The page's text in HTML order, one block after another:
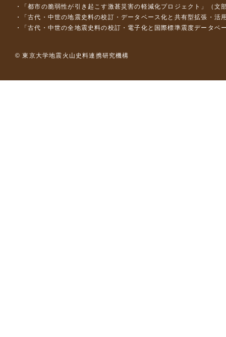
「都市の脆弱性が引き起こす激甚災害の軽減化プロジェクト」（
「古代・中世の地震史料の校訂・データベース化と共有型拡張・
「古代・中世の全地震史料の校訂・電子化と国際標準震度データ
© 東京大学地震火山史料連携研究機構